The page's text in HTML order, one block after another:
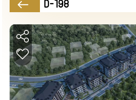
جميلة ضمن أرقى مناطق
حيث تم انشاء المشروع على مساحة أرض 14.300م2
ويتألف من سبعة أبنية سكنية بعدد شقق إجمالي 89
D-198